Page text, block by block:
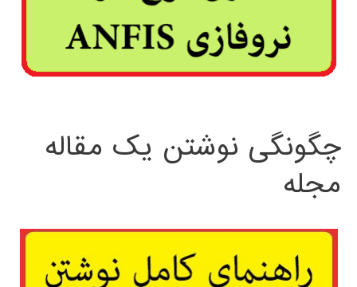
چگونگی نوشتن یک مقاله
مجله